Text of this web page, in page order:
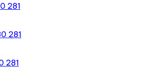
281
281
281